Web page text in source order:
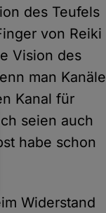
des Teufels
von Reiki
Vision des
man Kanäle
Kanal für
seien auch
habe schon
Widerstand